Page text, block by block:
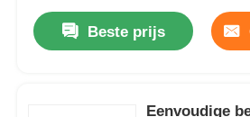
Beste prijs
Eenvoudige